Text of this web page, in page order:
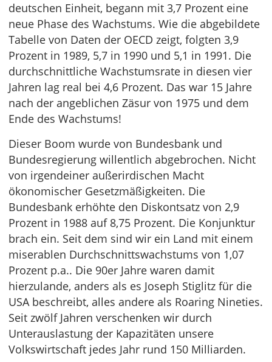
deutschen Einheit, begann mit 3,7 Prozent eine
neue Phase des Wachstums. Wie die abgebildete
Tabelle von Daten der OECD zeigt, folgten 3,9
Prozent in 1989, 5,7 in 1990 und 5,1 in 1991. Die
durchschnittliche Wachstumsrate in diesen vier
Jahren lag real bei 4,6 Prozent. Das war 15 Jahre
nach der angeblichen Zäsur von 1975 und dem
Ende des Wachstums!
Dieser Boom wurde von Bundesbank und
Bundesregierung willentlich abgebrochen. Nicht
von irgendeiner außerirdischen Macht
ökonomischer Gesetzmäßigkeiten. Die
Bundesbank erhöhte den Diskontsatz von 2,9
Prozent in 1988 auf 8,75 Prozent. Die Konjunktur
brach ein. Seit dem sind wir ein Land mit einem
miserablen Durchschnittswachstums von 1,07
Prozent p.a.. Die 90er Jahre waren damit
hierzulande, anders als es Joseph Stiglitz für die
USA beschreibt, alles andere als Roaring Nineties.
Seit zwölf Jahren verschenken wir durch
Unterauslastung der Kapazitäten unsere
Volkswirtschaft jedes Jahr rund 150 Milliarden.